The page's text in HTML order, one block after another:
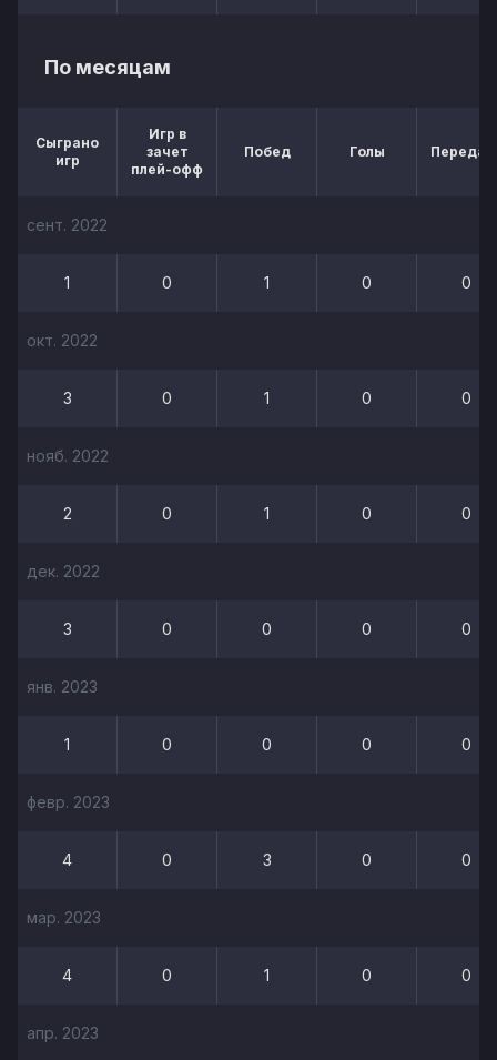
По месяцам
Сыграно
игр
Игр в
зачет
плей-офф
Побед Голы
сент. 2022
1 0 1 0 0
окт. 2022
3 0 1 0 0
нояб. 2022
2 0 1 0 0
дек. 2022
3 0 0 0 0
янв. 2023
1 0 0 0 0
февр. 2023
4 0 3 0 0
мар. 2023
4 0 1 0 0
апр. 2023